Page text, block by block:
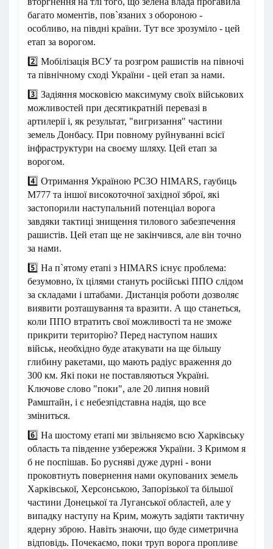
багато моментів, пов`язаних з обороною -
особливо, на півдні країни. Тут все зрозуміло - цей
етап за ворогом.
2️⃣ Мобілізація ВСУ та розгром рашистів на півночі
та північному сході України - цей етап за нами.
3️⃣ Задіяння московією максимуму своїх військових
можливостей при десятикратній перевазі в
артилерії і, як результат, "вигризання" частини
земель Донбасу. При повному руйнуванні всієї
інфраструктури на своєму шляху. Цей етап за
ворогом.
4️⃣ Отримання Україною РСЗО HIMARS, гаубиць
M777 та іншої високоточної західної зброї, які
застопорили наступальний потенціал ворога
завдяки тактиці знищення тилового забезпечення
рашистів. Цей етап ще не закінчився, але він точно
за нами.
5️⃣ На п`ятому етапі з HIMARS існує проблема:
безумовно, їх цілями стануть російські ППО слідом
за складами і штабами. Дистанція роботи дозволяє
виявити розташування та вразити. А що станеться,
коли ППО втратить свої можливості та не зможе
прикрити територію? Перед наступом наших
військ, необхідно буде атакувати на ще більшу
глибину ракетами, що мають радіус враження до
300 км. Які поки не поставляються Україні.
Ключове слово "поки", але 20 липня новий
Рамштайн, і є небезпідставна надія, що все
зміниться.
6️⃣ На шостому етапі ми звільняємо всю Харківську
область та південне узбережжя України. З Кримом я
б не поспішав. Бо русняві дуже дурні - вони
проковтнуть повернення нами окупованих земель
Харківської, Херсонською, Запорізької та більшої
частини Донецької та Луганської областей, але у
випадку наступу на Крим, можуть задіяти тактичну
ядерну зброю. Навіть знаючи, що буде симетрична
відповідь. Почекаємо, поки труп ворога пропливе